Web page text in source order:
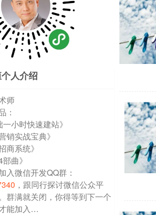
人介绍
师
：
一小时快速建站》
销实战宝典》
商系统》
部曲》
入微信开发QQ群：
，跟同行探讨微信公众平
群满就关闭，你得等到下一个
能加入…